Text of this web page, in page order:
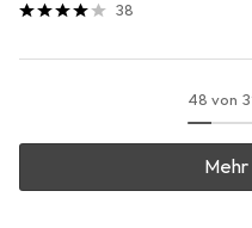
38
48 von